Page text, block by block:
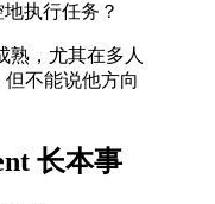
执行任务？
熟，尤其在多人
不能说他方向
长本事